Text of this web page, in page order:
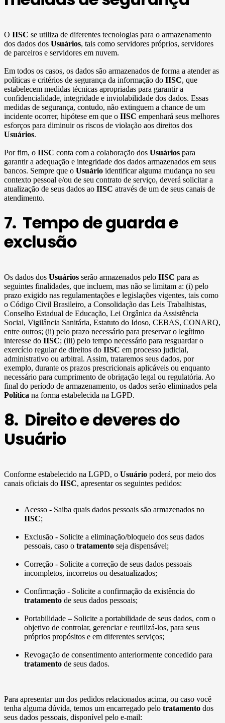
O IISC se utiliza de diferentes tecnologias para o armazenamento
dos dados dos Usuários, tais como servidores próprios, servidores
de parceiros e servidores em nuvem.
Em todos os casos, os dados são armazenados de forma a atender as
políticas e critérios de segurança da informação do IISC, que
estabelecem medidas técnicas apropriadas para garantir a
confidencialidade, integridade e inviolabilidade dos dados. Essas
medidas de segurança, contudo, não extinguem a chance de um
incidente ocorrer, hipótese em que o IISC empenhará seus melhores
esforços para diminuir os riscos de violação aos direitos dos
Usuários.
Por fim, o IISC conta com a colaboração dos Usuários para
garantir a adequação e integridade dos dados armazenados em seus
bancos. Sempre que o Usuário identificar alguma mudança no seu
contexto pessoal e/ou de seu contrato de serviço, deverá solicitar a
atualização de seus dados ao IISC através de um de seus canais de
atendimento.
7. Tempo de guarda e
exclusão
Os dados dos Usuários serão armazenados pelo IISC para as
seguintes finalidades, que incluem, mas não se limitam a: (i) pelo
prazo exigido nas regulamentações e legislações vigentes, tais como
o Código Civil Brasileiro, a Consolidação das Leis Trabalhistas,
Conselho Estadual de Educação, Lei Orgânica da Assistência
Social, Vigilância Sanitária, Estatuto do Idoso, CEBAS, CONARQ,
entre outros; (ii) pelo prazo necessário para preservar o legítimo
interesse do IISC; (iii) pelo tempo necessário para resguardar o
exercício regular de direitos do IISC em processo judicial,
administrativo ou arbitral. Assim, trataremos seus dados, por
exemplo, durante os prazos prescricionais aplicáveis ou enquanto
necessário para cumprimento de obrigação legal ou regulatória. Ao
final do período de armazenamento, os dados serão eliminados pela
Política na forma estabelecida na LGPD.
8. Direito e deveres do
Usuário
Conforme estabelecido na LGPD, o Usuário poderá, por meio dos
canais oficiais do IISC, apresentar os seguintes pedidos:
Acesso - Saiba quais dados pessoais são armazenados no
IISC;
Exclusão - Solicite a eliminação/bloqueio dos seus dados
pessoais, caso o tratamento seja dispensável;
Correção - Solicite a correção de seus dados pessoais
incompletos, incorretos ou desatualizados;
Confirmação - Solicite a confirmação da existência do
tratamento de seus dados pessoais;
Portabilidade – Solicite a portabilidade de seus dados, com o
objetivo de controlar, gerenciar e reutilizá-los, para seus
próprios propósitos e em diferentes serviços;
Revogação de consentimento anteriormente concedido para
tratamento de seus dados.
Para apresentar um dos pedidos relacionados acima, ou caso você
tenha alguma dúvida, temos um encarregado pelo tratamento dos
seus dados pessoais, disponível pelo e-mail: